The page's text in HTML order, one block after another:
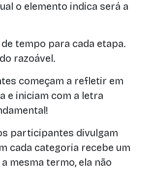
o elemento indica será a
tempo para cada etapa.
razoável.
começam a refletir em
e iniciam com a letra
participantes divulgam
cada categoria recebe um
mesma termo, ela não